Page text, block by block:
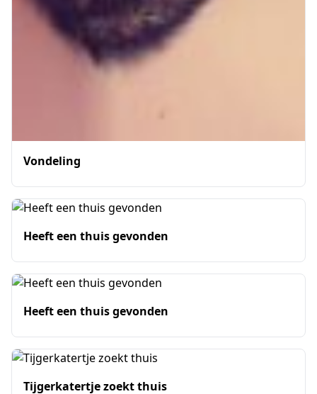
Vondeling
Heeft een thuis gevonden
Heeft een thuis gevonden
Tijgerkatertje zoekt thuis